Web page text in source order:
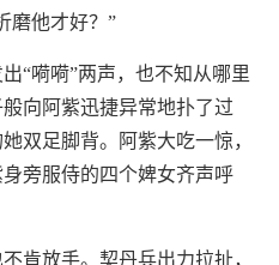
磨他才好？”
“嗬嗬”两声，也不知从哪里
向阿紫迅捷异常地扑了过
双足脚背。阿紫大吃一惊，
旁服侍的四个婢女齐声呼
肯放手。契丹兵出力拉扯，